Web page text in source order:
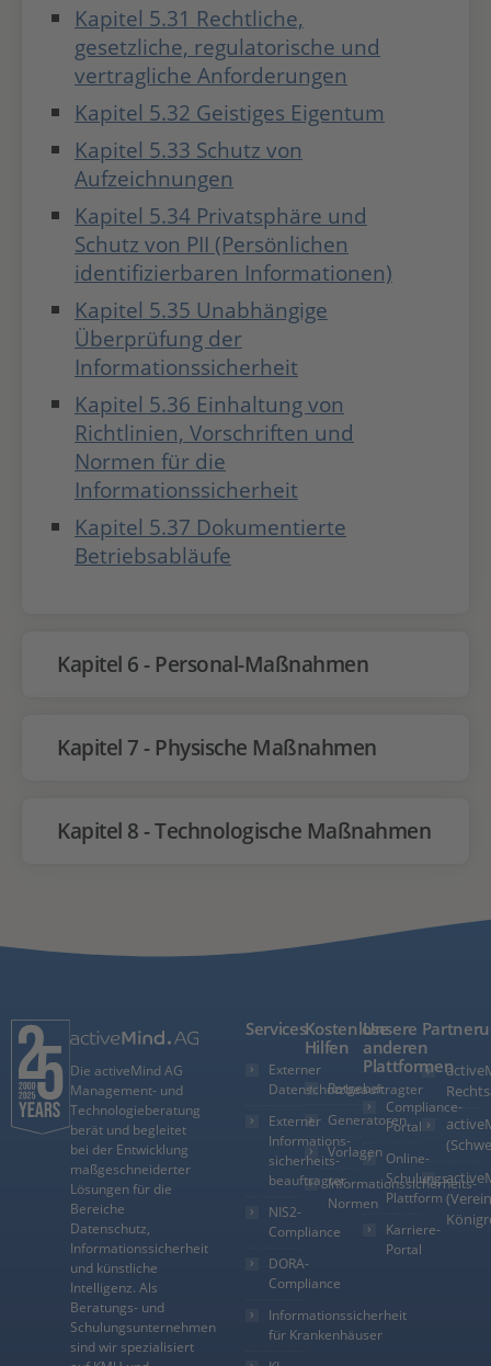
Kapitel 5.31 Rechtliche,
gesetzliche, regulatorische und
vertragliche Anforderungen
Kapitel 5.32 Geistiges Eigentum
Kapitel 5.33 Schutz von
Aufzeichnungen
Kapitel 5.34 Privatsphäre und
Schutz von PII (Persönlichen
identifizierbaren Informationen)
Kapitel 5.35 Unabhängige
Überprüfung der
Informationssicherheit
Kapitel 5.36 Einhaltung von
Richtlinien, Vorschriften und
Normen für die
Informationssicherheit
Kapitel 5.37 Dokumentierte
Betriebsabläufe
Kapitel 6 - Personal-Maßnahmen
Kapitel 7 - Physische Maßnahmen
Kapitel 8 - Technologische Maßnahmen
Die activeMind AG
Management- und
Technologieberatung
berät und begleitet
bei der Entwicklung
maßgeschneiderter
Lösungen für die
Bereiche
Datenschutz,
Informationssicherheit
und künstliche
Intelligenz. Als
Beratungs- und
Schulungsunternehmen
sind wir spezialisiert
Services
Externer
Datenschutzbeauftragter
Externer
Informations­
sicherheits­
beauftragter
NIS2-
Compliance
DORA-
Compliance
Informationssicherheit
für Krankenhäuser
Kostenlose
Hilfen
Ratgeber
Generatoren
Vorlagen
Informationssicherheits-
Normen
Unsere
anderen
Plattformen
Compliance-
Portal
Online-
Schulungs-
Plattform
Karriere-
Portal